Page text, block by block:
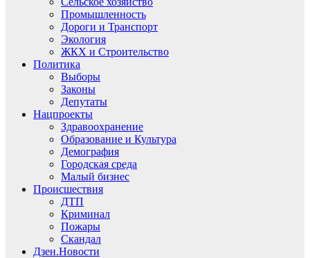
Промышленность
Дороги и Транспорт
Экология
ЖКХ и Строительство
Политика
Выборы
Законы
Депутаты
Нацпроекты
Здравоохранение
Образование и Культура
Демография
Городская среда
Малый бизнес
Происшествия
ДТП
Криминал
Пожары
Скандал
Дзен.Новости